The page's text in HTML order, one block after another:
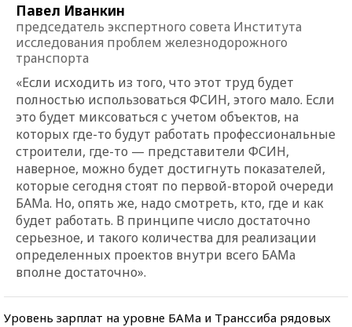
Павел Иванкин
председатель экспертного совета Института
исследования проблем железнодорожного
транспорта
«Если исходить из того, что этот труд будет
полностью использоваться ФСИН, этого мало. Если
это будет миксоваться с учетом объектов, на
которых где-то будут работать профессиональные
строители, где-то — представители ФСИН,
наверное, можно будет достигнуть показателей,
которые сегодня стоят по первой-второй очереди
БАМа. Но, опять же, надо смотреть, кто, где и как
будет работать. В принципе число достаточно
серьезное, и такого количества для реализации
определенных проектов внутри всего БАМа
вполне достаточно».
Уровень зарплат на уровне БАМа и Транссиба рядовых